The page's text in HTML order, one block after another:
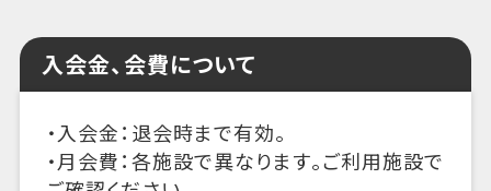
入会金、会費について
・入会金：退会時まで有効。
・月会費：各施設で異なります。ご利用施設で